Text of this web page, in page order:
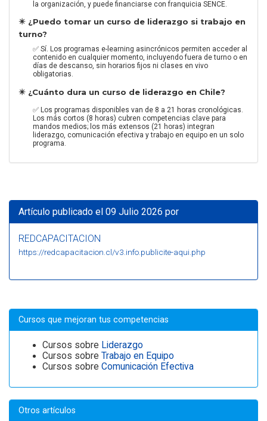
la organización, y puede financiarse con franquicia SENCE.
✴️ ¿Puedo tomar un curso de liderazgo si trabajo en
turno?
✅ Sí. Los programas e-learning asincrónicos permiten acceder al
contenido en cualquier momento, incluyendo fuera de turno o en
días de descanso, sin horarios fijos ni clases en vivo
obligatorias.
✴️ ¿Cuánto dura un curso de liderazgo en Chile?
✅ Los programas disponibles van de 8 a 21 horas cronológicas.
Los más cortos (8 horas) cubren competencias clave para
mandos medios; los más extensos (21 horas) integran
liderazgo, comunicación efectiva y trabajo en equipo en un solo
programa.
Artículo publicado el 09 Julio 2026 por
REDCAPACITACION
https://redcapacitacion.cl/v3.info.publicite-aqui.php
Cursos que mejoran tus competencias
Cursos sobre Liderazgo
Cursos sobre Trabajo en Equipo
Cursos sobre Comunicación Efectiva
Otros artículos